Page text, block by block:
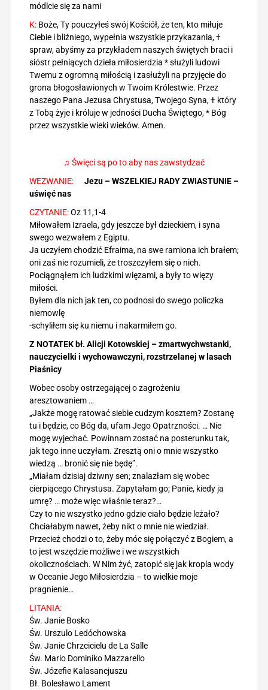
módlcie się za nami
K: Boże, Ty pouczyłeś swój Kościół, że ten, kto miłuje
Ciebie i bliźniego, wypełnia wszystkie przykazania, †
spraw, abyśmy za przykładem naszych świętych braci i
sióstr pełniących dzieła miłosierdzia * służyli ludowi
Twemu z ogromną miłością i zasłużyli na przyjęcie do
grona błogosławionych w Twoim Królestwie. Przez
naszego Pana Jezusa Chrystusa, Twojego Syna, † który
z Tobą żyje i króluje w jedności Ducha Świętego, * Bóg
przez wszystkie wieki wieków. Amen.
♫ Święci są po to aby nas zawstydzać
WEZWANIE: Jezu – WSZELKIEJ RADY ZWIASTUNIE –
uświęć nas
CZYTANIE:Oz 11,1-4
Miłowałem Izraela, gdy jeszcze był dzieckiem, i syna
swego wezwałem z Egiptu.
Ja uczyłem chodzić Efraima, na swe ramiona ich brałem;
oni zaś nie rozumieli, że troszczyłem się o nich.
Pociągnąłem ich ludzkimi więzami, a były to więzy
miłości.
Byłem dla nich jak ten, co podnosi do swego policzka
niemowlę
-schyliłem się ku niemu i nakarmiłem go.
Z NOTATEK bł. Alicji Kotowskiej – zmartwychwstanki,
nauczycielki i wychowawczyni, rozstrzelanej w lasach
Piaśnicy
Wobec osoby ostrzegającej o zagrożeniu
aresztowaniem …
„Jakże mogę ratować siebie cudzym kosztem? Zostanę
tu i będzie, co Bóg da, ufam Jego Opatrzności. … Nie
mogę wyjechać. Powinnam zostać na posterunku tak,
jak tego inne uczyłam. Zresztą oni o mnie wszystko
wiedzą … bronić się nie będę”.
„Miałam dzisiaj dziwny sen; znalazłam się wobec
cierpiącego Chrystusa. Zapytałam go; Panie, kiedy ja
umrę? … może więc właśnie teraz?…
Czy to nie wszystko jedno gdzie ciało będzie leżało?
Chciałabym nawet, żeby nikt o mnie nie wiedział.
Przecież chodzi o to, żeby móc się połączyć z Bogiem, a
to jest wszędzie możliwe i we wszystkich
okolicznościach. W Nim żyć, zatopić się jak kropla wody
w Oceanie Jego Miłosierdzia – to wielkie moje
pragnienie…
LITANIA:
Św. Janie Bosko
Św. Urszulo Ledóchowska
Św. Janie Chrzcicielu de La Salle
Św. Mario Dominiko Mazzarello
Św. Józefie Kalasancjuszu
Bł. Bolesławo Lament